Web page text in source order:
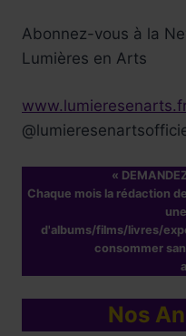
Abonnez-vous à la
Lumières en Arts
«
Chaque mois la rédaction
d'albums/films/livres/
consommer
Nos